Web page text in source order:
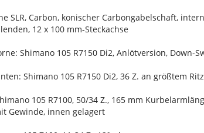
SLR, Carbon, konischer Carbongabelschaft,
12 x 100 mm-Steckachse
Shimano 105 R7150 Di2, Anlötversion, Down-
Shimano 105 R7150 Di2, 36 Z. an größtem
105 R7100, 50/34 Z., 165 mm
Gewinde, innen gelagert